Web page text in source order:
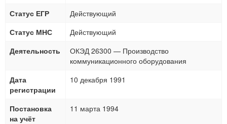
Статус ЕГР
Действующий
Статус МНС
Действующий
Деятельность
ОКЭД 26300 — Производство
коммуникационного оборудования
Дата
регистрации
10 декабря 1991
Постановка
на учёт
11 марта 1994